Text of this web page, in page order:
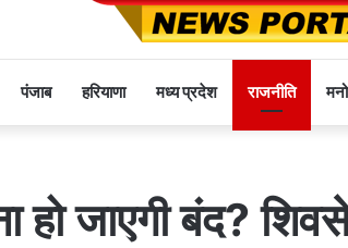
पंजाब हरियाणा मध्य प्रदेश राजनीति
हो जाएगी बंद?